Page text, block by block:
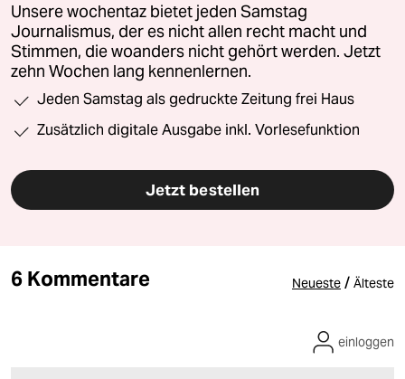
Unsere wochentaz bietet jeden Samstag
Journalismus, der es nicht allen recht macht und
Stimmen, die woanders nicht gehört werden. Jetzt
zehn Wochen lang kennenlernen.
Jeden Samstag als gedruckte Zeitung frei Haus
Zusätzlich digitale Ausgabe inkl. Vorlesefunktion
Jetzt bestellen
6 Kommentare Neueste / Älteste
einloggen